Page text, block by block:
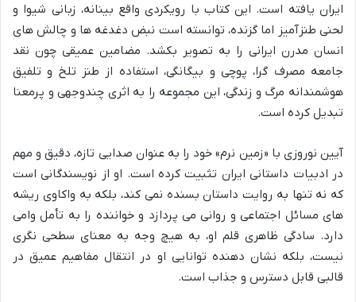
ایران یافته است. این کتاب با رویکردی واقع بینانه، زبانی شیوا و
لحنی طنزآمیز اما گزنده، توانسته است نبض دغدغه ها و چالش های
انسان مدرن ایرانی را به تصویر بکشد. مضامین عمیقی چون نقد
جامعه مصرف گرا، پوچی و بیگانگی، استفاده از طنز تلخ و تلفیق
هوشمندانه مرگ و زندگی، این مجموعه را به اثری چندوجهی و پرمعنا
تبدیل کرده است.
آیین نوروزی با «زمین نرم» خود را به عنوان صدایی تازه، دقیق و مهم
در ادبیات داستانی ایران تثبیت کرده است. او از نویسندگانی است
که نه تنها به روایت داستان بسنده نمی کند، بلکه به واکاوی ریشه
های مسائل اجتماعی و روانی می پردازد و خواننده را به تأمل وامی
دارد. سادگی ظاهری قلم او، به هیچ وجه به معنای سطحی نگری
نیست، بلکه نشان دهنده توانایی او در انتقال مفاهیم عمیق در
قالبی قابل دسترس و جذاب است.